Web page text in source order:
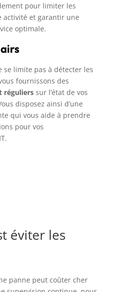
pour limiter les
activité et garantir une
optimale.
se limite pas à détecter les
fournissons des
régulierssur l’état de vos
disposez ainsi d’une
qui vous aide à prendre
pour vos
éviter les
panne peut coûter cher